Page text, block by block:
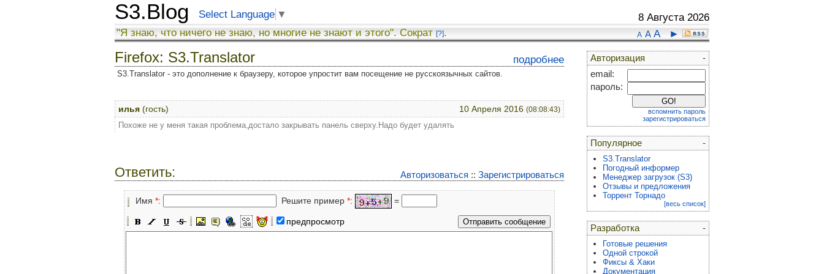
S3.Blog Select Language ▼ 8 Августа 2026
A A A ►
"Я знаю, что ничего не знаю, но многие не знают и этого". Сократ [?].
подробнее
Firefox: S3.Translator
S3.Translator - это дополнение к браузеру, которое упростит вам посещение не русскоязычных сайтов.
10 Апреля 2016 (08:08:43)
илья (гость)
Похоже не у меня такая проблема,достало закрывать панель сверху.Надо будет удалять
Авторизоваться :: Зарегистрироваться
Ответить:
Имя *: Решите пример *: =
предпросмотр
-
Авторизация
email:
пароль:
вспомнить пароль
зарегистрироваться
-
Популярное
S3.Translator
Погодный информер
Менеджер загрузок (S3)
Отзывы и предложения
Торрент Торнадо
[весь список]
-
Разработка
Готовые решения
Одной строкой
Фиксы & Хаки
Документация